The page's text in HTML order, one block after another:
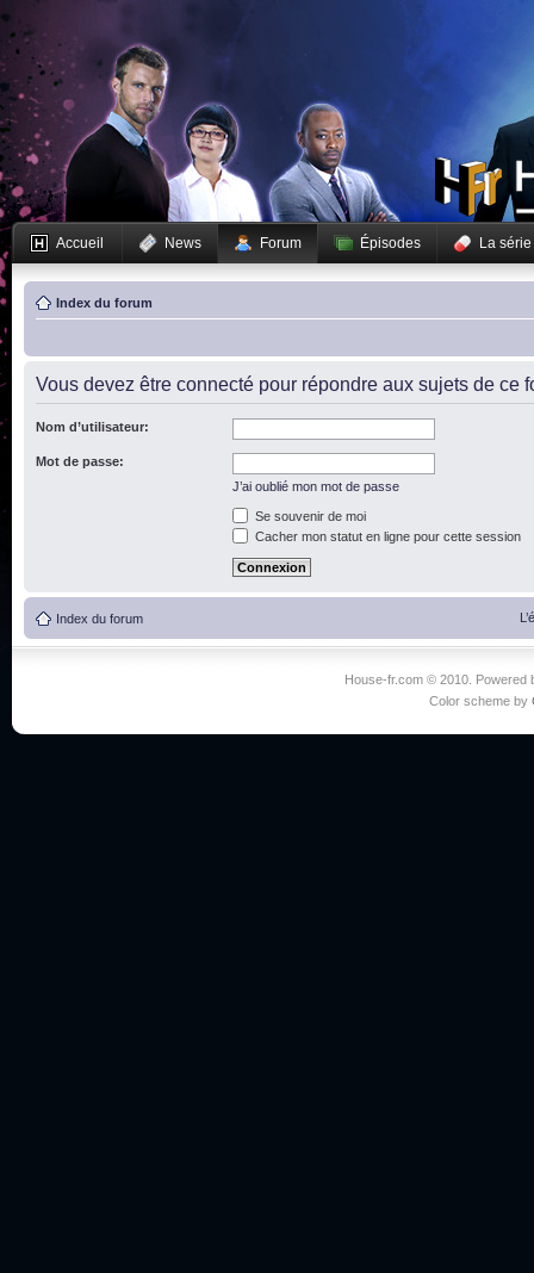
Accueil News Forum Épisodes La série
Index du forum
Vous devez être connecté pour répondre aux sujets de ce
Nom d’utilisateur:
Mot de passe:
J’ai oublié mon mot de passe
Se souvenir de moi
Cacher mon statut en ligne pour cette session
Index du forum
House-fr.com © 2010. Powered
Color scheme by